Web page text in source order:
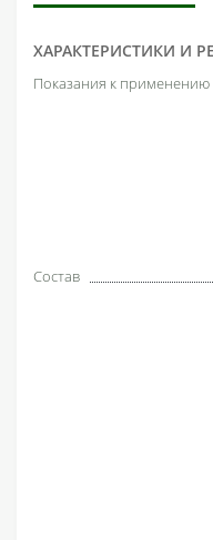
ХАРАКТЕРИСТИКИ И
Показания к применению
Состав